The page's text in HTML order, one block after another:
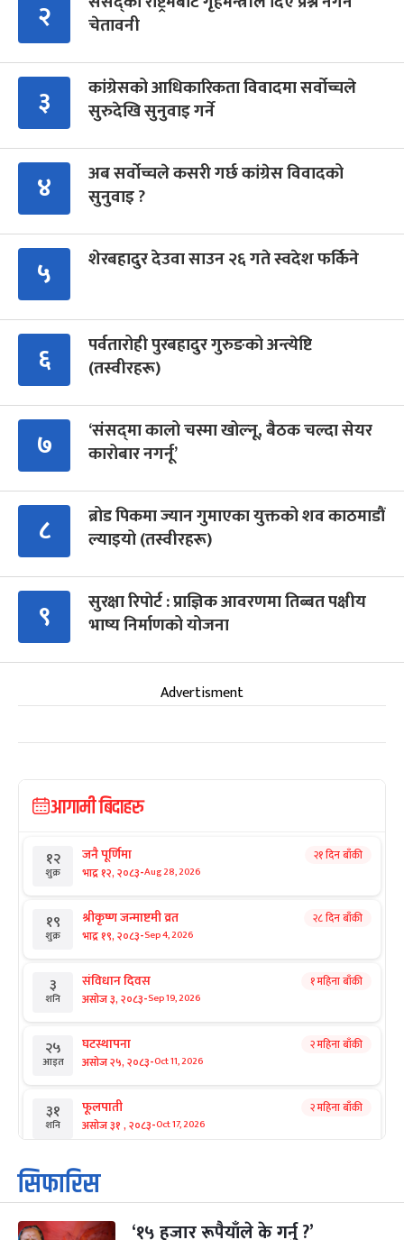
२
चेतावनी
३
कांग्रेसको आधिकारिकता विवादमा सर्वोच्चले
सुरुदेखि सुनुवाइ गर्ने
४
अब सर्वोच्चले कसरी गर्छ कांग्रेस विवादको
सुनुवाइ ?
५ शेरबहादुर देउवा साउन २६ गते स्वदेश फर्किने
६
पर्वतारोही पुरबहादुर गुरुङको अन्त्येष्टि
(तस्वीरहरू)
७
‘संसद्‍मा कालो चस्मा खोल्नू, बैठक चल्दा सेयर
कारोबार नगर्नू’
८
ब्रोड पिकमा ज्यान गुमाएका युक्तको शव काठमाडौं
ल्याइयो (तस्वीरहरू)
९
सुरक्षा रिपोर्ट : प्राज्ञिक आवरणमा तिब्बत पक्षीय
भाष्य निर्माणको योजना
Advertisment
आगामी बिदाहरु
१२
शुक्र
जनै पूर्णिमा
भाद्र १२, २०८३-Aug 28, 2026
२१ दिन बाँकी
१९
शुक्र
श्रीकृष्ण जन्माष्टमी व्रत
भाद्र १९, २०८३-Sep 4, 2026
२८ दिन बाँकी
३
शनि
संविधान दिवस
असोज ३, २०८३-Sep 19, 2026
१ महिना बाँकी
२५
आइत
घटस्थापना
असोज २५, २०८३-Oct 11, 2026
२ महिना बाँकी
३१
शनि
फूलपाती
असोज ३१ , २०८३-Oct 17, 2026
२ महिना बाँकी
१
आइत
कार्तिक सङ्क्रान्ति
कार्तिक १, २०८३
महानवमी २ महिना बाँकी
सिफारिस
‘१५ हजार रूपैयाँले के गर्नु ?’